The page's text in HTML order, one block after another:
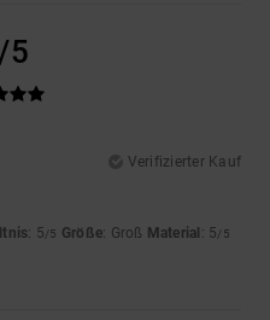
/5
Verifizierter Kauf
: 5/5 Größe: Groß Material : 5/5